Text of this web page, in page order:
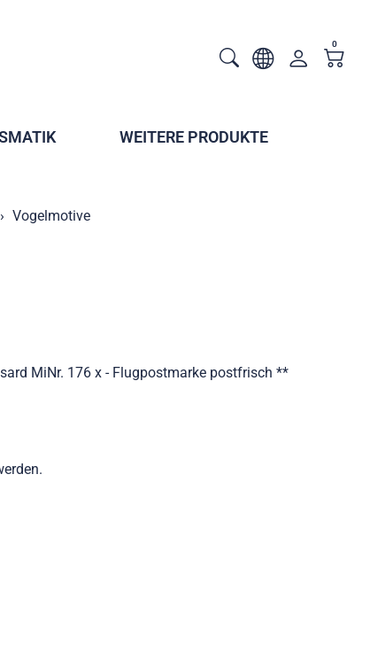
0
WEITERE PRODUKTE
Vogelmotive
MiNr. 176 x - Flugpostmarke postfrisch **